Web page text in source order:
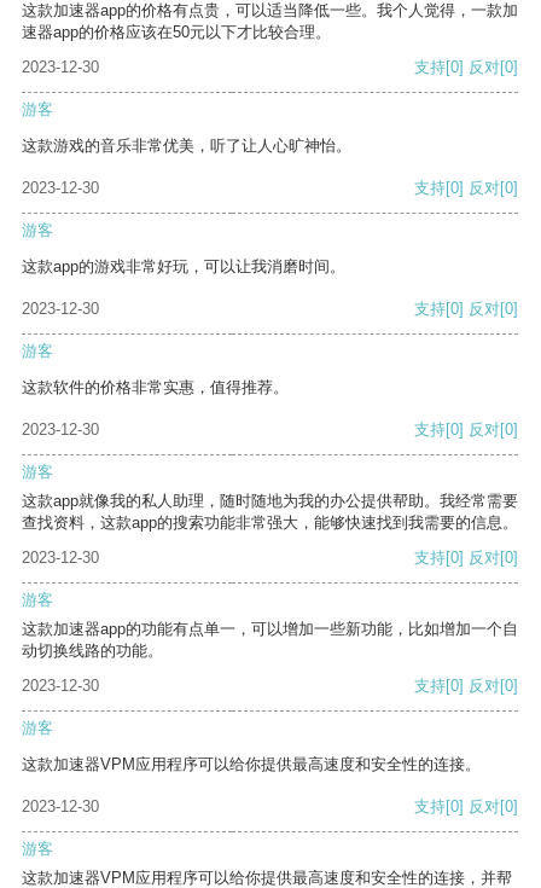
这款加速器app的价格有点贵，可以适当降低一些。我个人觉得，一款加
速器app的价格应该在50元以下才比较合理。
2023-12-30
支持[0] 反对[0]
游客
这款游戏的音乐非常优美，听了让人心旷神怡。
2023-12-30 支持[0] 反对[0]
游客
这款app的游戏非常好玩，可以让我消磨时间。
2023-12-30 支持[0] 反对[0]
游客
这款软件的价格非常实惠，值得推荐。
2023-12-30 支持[0] 反对[0]
游客
这款app就像我的私人助理，随时随地为我的办公提供帮助。我经常需要
查找资料，这款app的搜索功能非常强大，能够快速找到我需要的信息。
2023-12-30
支持[0] 反对[0]
游客
这款加速器app的功能有点单一，可以增加一些新功能，比如增加一个自
动切换线路的功能。
2023-12-30
支持[0] 反对[0]
游客
这款加速器VPM应用程序可以给你提供最高速度和安全性的连接。
2023-12-30 支持[0] 反对[0]
游客
这款加速器VPM应用程序可以给你提供最高速度和安全性的连接，并帮